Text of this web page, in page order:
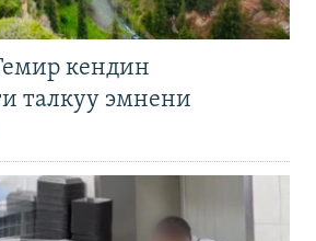
кендин
талкуу эмнени